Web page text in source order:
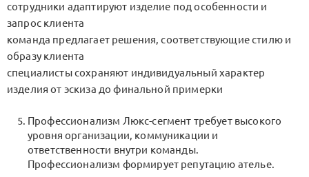
сотрудники адаптируют изделие под особенности и
запрос клиента
команда предлагает решения, соответствующие стилю и
образу клиента
специалисты сохраняют индивидуальный характер
изделия от эскиза до финальной примерки
Профессионализм Люкс-сегмент требует высокого
уровня организации, коммуникации и
ответственности внутри команды.
Профессионализм формирует репутацию ателье.